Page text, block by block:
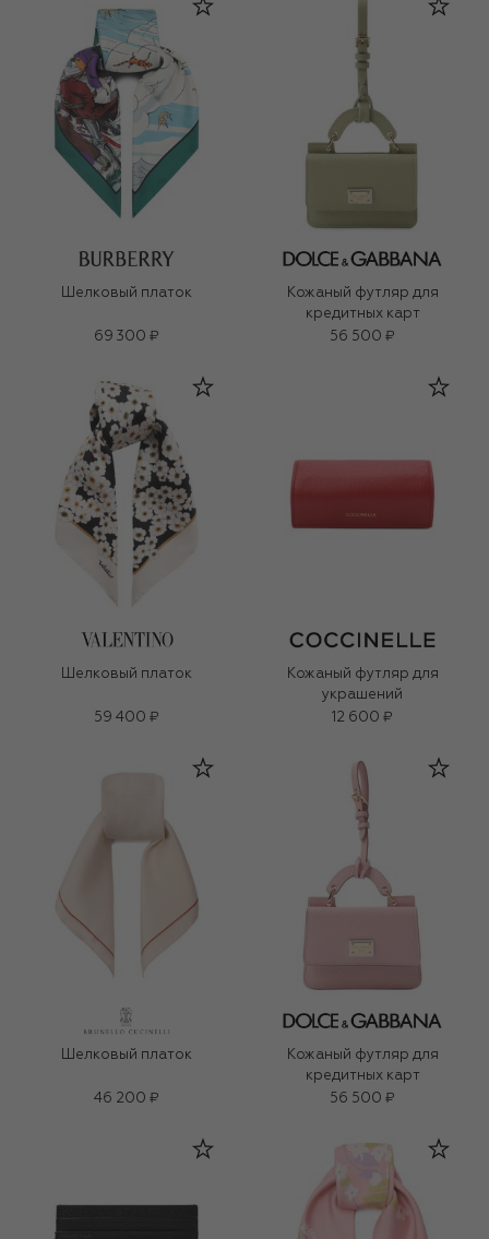
Шелковый платок
69 300 ₽
Кожаный футляр для
кредитных карт
56 500 ₽
Шелковый платок
59 400 ₽
Кожаный футляр для
украшений
12 600 ₽
Шелковый платок
46 200 ₽
Кожаный футляр для
кредитных карт
56 500 ₽